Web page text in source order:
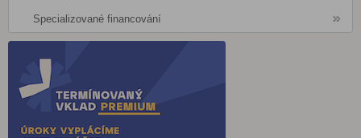
Specializované financování